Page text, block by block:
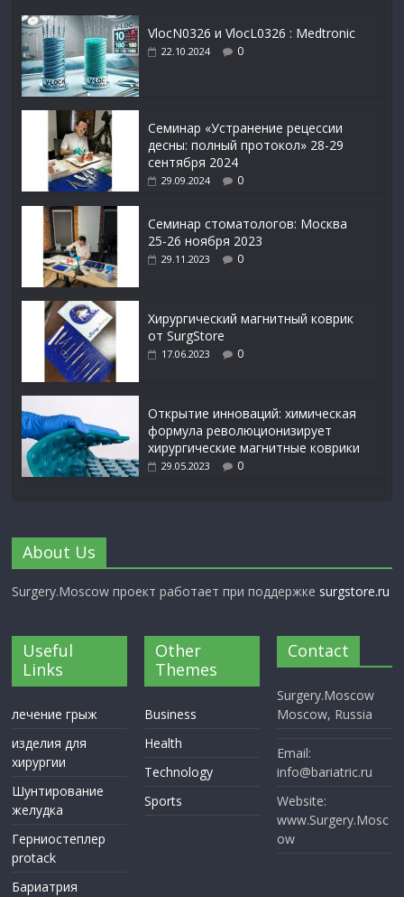
VlocN0326 и VlocL0326 : Medtronic
22.10.2024 0
Семинар «Устранение рецессии
десны: полный протокол» 28-29
сентября 2024
29.09.2024 0
Семинар стоматологов: Москва
25-26 ноября 2023
29.11.2023 0
Xирургический магнитный коврик
от SurgStore
17.06.2023 0
Открытие инноваций: химическая
формула революционизирует
хирургические магнитные коврики
29.05.2023 0
About Us
Surgery.Moscow проект работает при поддержке surgstore.ru
Useful
Links
лечение грыж
изделия для
хирургии
Шунтирование
желудка
Герниостеплер
protack
Бариатрия
Other
Themes
Business
Health
Technology
Sports
Contact
Surgery.Moscow
Moscow, Russia
Email:
info@bariatric.ru
Website:
www.Surgery.Mosc
ow